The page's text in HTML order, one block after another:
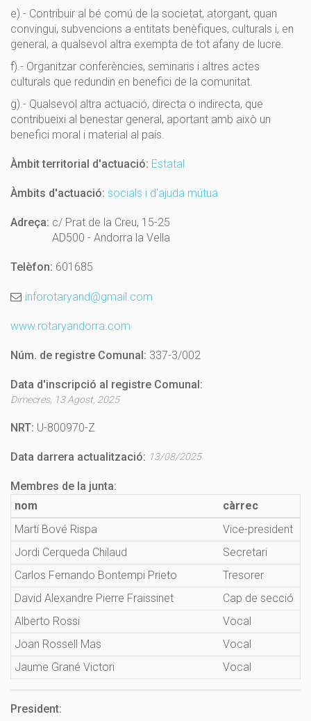
e).- Contribuir al bé comú de la societat, atorgant, quan
convingui, subvencions a entitats benèfiques, culturals i, en
general, a qualsevol altra exempta de tot afany de lucre.
f).- Organitzar conferències, seminaris i altres actes
culturals que redundin en benefici de la comunitat.
g).- Qualsevol altra actuació, directa o indirecta, que
contribueixi al benestar general, aportant amb això un
benefici moral i material al país.
Àmbit territorial d'actuació: Estatal
Àmbits d'actuació: socials i d'ajuda mútua
Adreça: c/ Prat de la Creu, 15-25
AD500 - Andorra la Vella
Telèfon: 601685
inforotaryand@gmail.com
www.rotaryandorra.com
Núm. de registre Comunal: 337-3/002
Data d'inscripció al registre Comunal:
Dimecres, 13 Agost, 2025
NRT: U-800970-Z
Data darrera actualització: 13/08/2025
Membres de la junta:
nom
càrrec
Martí Bové Rispa
Vice-president
Jordi Cerqueda Chilaud
Secretari
Carlos Fernando Bontempi Prieto
Tresorer
David Alexandre Pierre Fraissinet
Cap de secció
Alberto Rossi
Vocal
Joan Rossell Mas
Vocal
Jaume Grané Victori
Vocal
President: